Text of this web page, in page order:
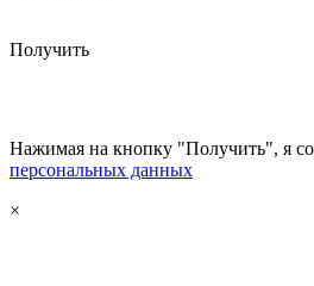
Получить
Нажимая на кнопку "Получить", я
персональных данных
×